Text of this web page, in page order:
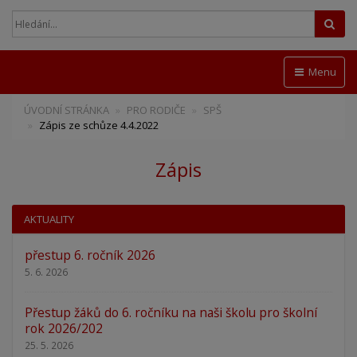
Menu
ÚVODNÍ STRÁNKA PRO RODIČE
SPŠ
Zápis ze schůze 4.4.2022
Zápis
AKTUALITY
přestup 6. ročník 2026
5. 6. 2026
Přestup žáků do 6. ročníku na naši školu pro školní
rok 2026/202
25. 5. 2026